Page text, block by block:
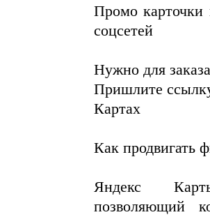
Промо карточки
соцсетей
Нужно для
Пришлите
Картах
Как продвигать
Яндекс
позволяющий